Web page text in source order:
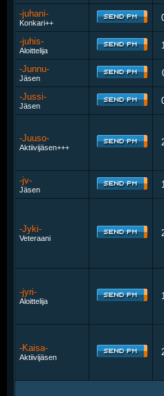
-juhani-
Konkari++
-juhis-
Aloittelija
-Junnu-
Jäsen
-Jussi-
Jäsen
-Juuso-
Aktiivijäsen+++
-jv-
Jäsen
-Jyki-
Veteraani
-jyri-
Aloittelija
-Kaisa-
Aktiivijäsen